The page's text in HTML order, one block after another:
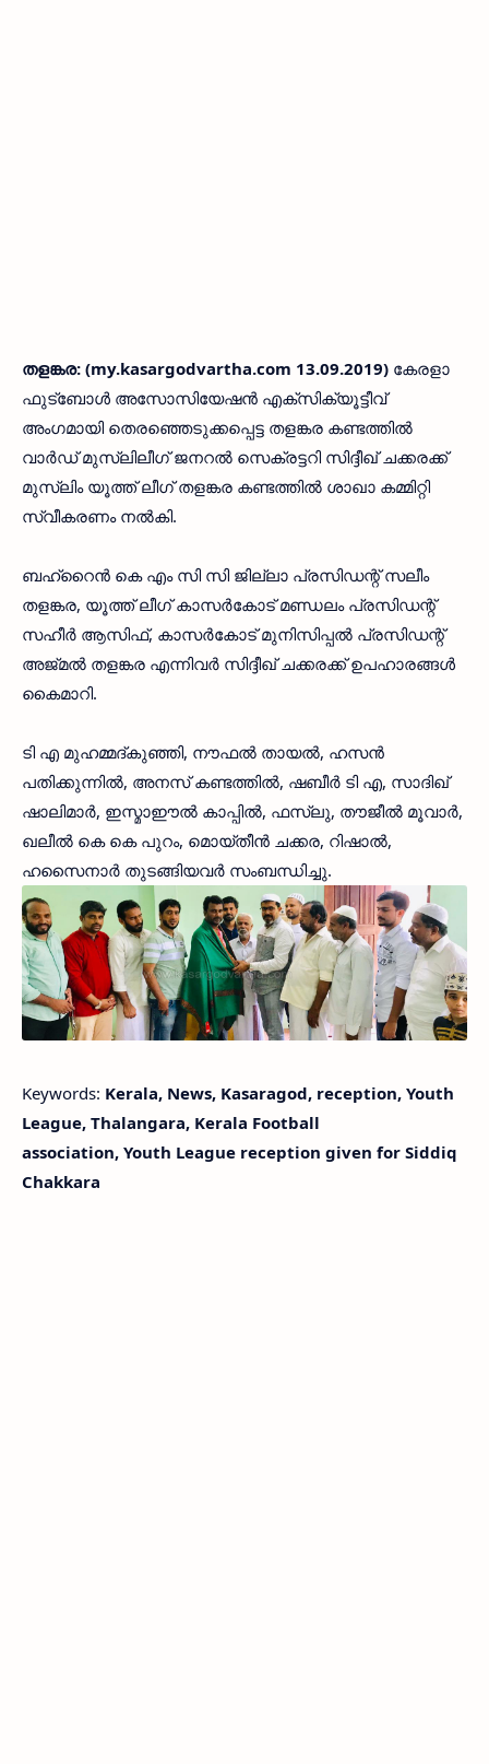
തളങ്കര: (my.kasargodvartha.com 13.09.2019) കേരളാ
ഫുട്‌ബോള്‍ അസോസിയേഷന്‍ എക്‌സിക്യൂട്ടീവ്
അംഗമായി തെരഞ്ഞെടുക്കപ്പെട്ട തളങ്കര കണ്ടത്തില്‍
വാര്‍ഡ് മുസ്‌ലിലീഗ് ജനറല്‍ സെക്രട്ടറി സിദ്ദീഖ് ചക്കരക്ക്
മുസ്ലിം യൂത്ത് ലീഗ് തളങ്കര കണ്ടത്തില്‍ ശാഖാ കമ്മിറ്റി
സ്വീകരണം നല്‍കി.
ബഹ്‌റൈന്‍ കെ എം സി സി ജില്ലാ പ്രസിഡന്റ് സലീം
തളങ്കര, യൂത്ത് ലീഗ് കാസര്‍കോട് മണ്ഡലം പ്രസിഡന്റ്
സഹീര്‍ ആസിഫ്, കാസര്‍കോട് മുനിസിപ്പല്‍ പ്രസിഡന്റ്
അജ്മല്‍ തളങ്കര എന്നിവര്‍ സിദ്ദീഖ് ചക്കരക്ക് ഉപഹാരങ്ങള്‍
കൈമാറി.
ടി എ മുഹമ്മദ്കുഞ്ഞി, നൗഫല്‍ തായല്‍, ഹസന്‍
പതിക്കുന്നില്‍, അനസ് കണ്ടത്തില്‍, ഷബീര്‍ ടി എ, സാദിഖ്
ഷാലിമാര്‍, ഇസ്മാഈല്‍ കാപ്പില്‍, ഫസ്ലു, തൗജീല്‍ മൂവാര്‍,
ഖലീല്‍ കെ കെ പുറം, മൊയ്തീന്‍ ചക്കര, റിഷാല്‍,
ഹസൈനാര്‍ തുടങ്ങിയവര്‍ സംബന്ധിച്ചു.
Keywords: Kerala, News, Kasaragod, reception, Youth
League, Thalangara, Kerala Football
association, Youth League reception given for Siddiq
Chakkara